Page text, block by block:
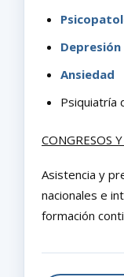
Depresión
Ansiedad
Psiquiatría
CONGRESOS
Asistencia y
nacionales e
formación